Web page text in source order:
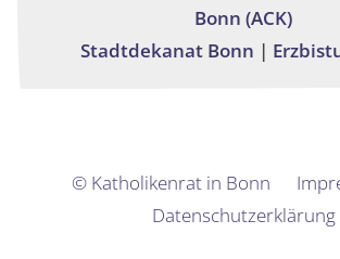
Bonn (ACK)
Stadtdekanat Bonn |
© Katholikenrat in Bonn
Datenschutzerklärung